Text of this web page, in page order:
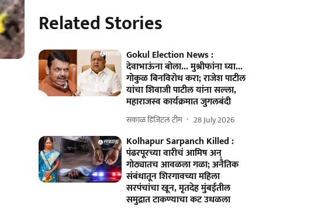
Related Stories
Gokul Election News :
देवाभाऊंना बोला... मुश्रीफांना घ्या...
गोकुळ बिनविरोध करा; राजेश पाटील
यांचा शिवाजी पाटील यांना सल्ला,
महाराजस्व कार्यक्रमात जुगलबंदी
सकाळ डिजिटल टीम 28 July 2026
Kolhapur Sarpanch Killed :
पंढरपूरच्या वारीचं आमिष अन्
गोठ्यातच आवळला गळा; अनैतिक
संबंधातून शिरगावच्या महिला
सरपंचांचा खून, मृतदेह मुंबईतील
समुद्रात टाकण्याचा कट उधळला